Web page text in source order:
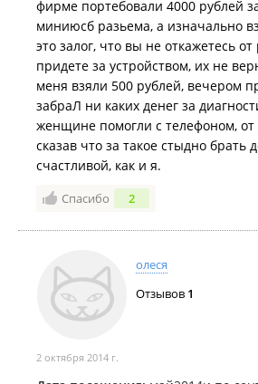
фирме портебовали 4000 рублей
миниюсб разьема, а изначально
это залог, что вы не откажетесь
придете за устройством, их не
меня взяли 500 рублей, вечером
забраЛ ни каких денег за
женщине помогли с телефоном, от
сказав что за такое стыдно брать
счастливой, как и я.
Спасибо 2
олеся
Отзывов 1
2 октября 2014 г.